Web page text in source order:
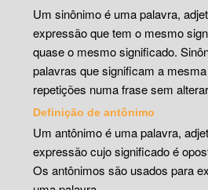
Um sinônimo é uma palavra,
expressão que tem o mesmo
quase o mesmo significado.
palavras que significam a
repetições numa frase sem
Definição de antônimo
Um antônimo é uma palavra,
expressão cujo significado é
Os antônimos são usados para